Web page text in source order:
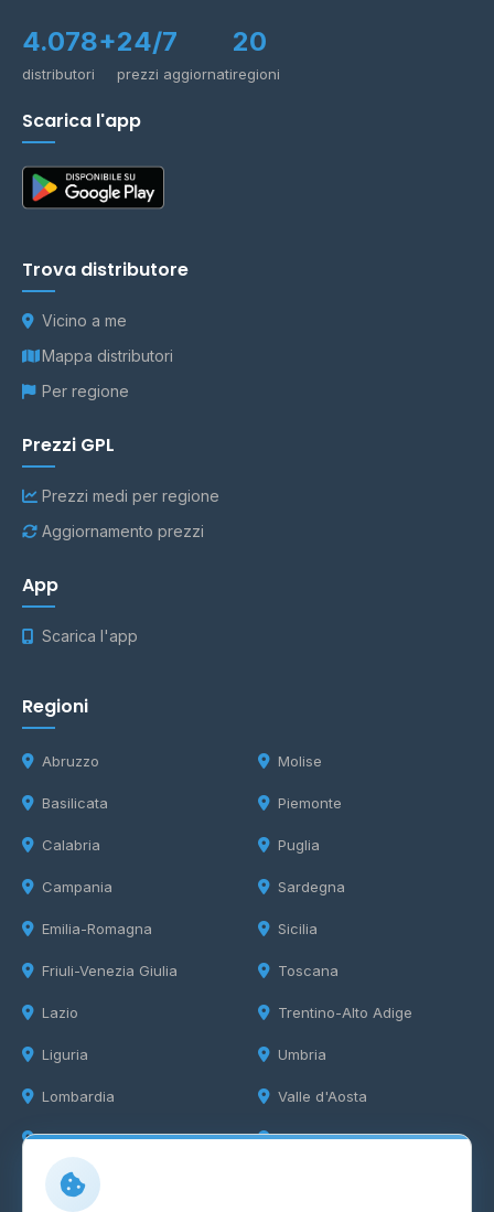
4.078+
distributori
24/7
prezzi aggiornati
20
regioni
Scarica l'app
Trova distributore
Vicino a me
Mappa distributori
Per regione
Prezzi GPL
Prezzi medi per regione
Aggiornamento prezzi
App
Scarica l'app
Regioni
Abruzzo
Basilicata
Calabria
Campania
Emilia-Romagna
Friuli-Venezia Giulia
Lazio
Liguria
Lombardia
Marche
Molise
Piemonte
Puglia
Sardegna
Sicilia
Toscana
Trentino-Alto Adige
Umbria
Valle d'Aosta
Veneto